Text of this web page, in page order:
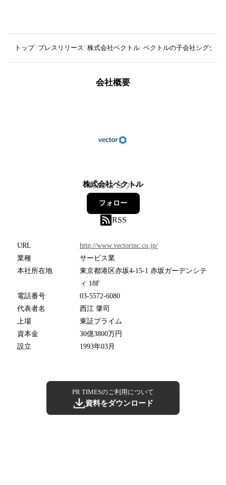
トップ プレスリリース 株式会社ベクトル ベクトルの子会社シグナル
会社概要
株式会社ベクトル
835フォロワー
フォロー
RSS
URL
http://www.vectorinc.co.jp/
業種
サービス業
本社所在地
東京都港区赤坂4-15-1 赤坂ガーデンシテ
ィ 18F
電話番号
03-5572-6080
代表者名
西江 肇司
上場
東証プライム
資本金
30億3800万円
設立
1993年03月
PR TIMESのご利用について
資料をダウンロード